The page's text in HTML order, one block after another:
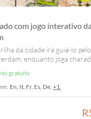
com jogo interativo
da cidade irá guiá-lo
enquanto joga
em seu smartphone.
gratuito
En, It, Fr, Es, De, +1